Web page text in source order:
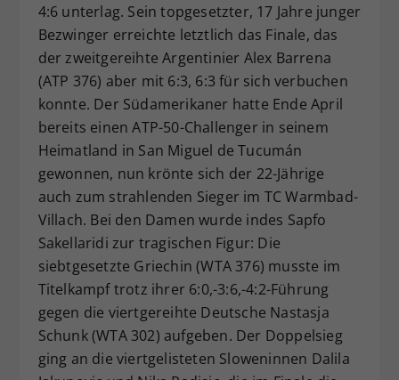
4:6 unterlag. Sein topgesetzter, 17 Jahre junger
Bezwinger erreichte letztlich das Finale, das
der zweitgereihte Argentinier Alex Barrena
(ATP 376) aber mit 6:3, 6:3 für sich verbuchen
konnte. Der Südamerikaner hatte Ende April
bereits einen ATP-50-Challenger in seinem
Heimatland in San Miguel de Tucumán
gewonnen, nun krönte sich der 22-Jährige
auch zum strahlenden Sieger im TC Warmbad-
Villach. Bei den Damen wurde indes Sapfo
Sakellaridi zur tragischen Figur: Die
siebtgesetzte Griechin (WTA 376) musste im
Titelkampf trotz ihrer 6:0,-3:6,-4:2-Führung
gegen die viertgereihte Deutsche Nastasja
Schunk (WTA 302) aufgeben. Der Doppelsieg
ging an die viertgelisteten Sloweninnen Dalila